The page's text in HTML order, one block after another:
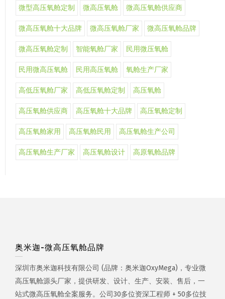
微型高压氧舱定制 微高压氧舱 微高压氧舱供应商
微高压氧舱十大品牌 微高压氧舱厂家 微高压氧舱品牌
微高压氧舱定制 智能氧舱厂家 民用微压氧舱
民用微高压氧舱 民用高压氧舱 氧舱生产厂家
高低压氧舱厂家 高低压氧舱定制 高压氧舱
高压氧舱供应商 高压氧舱十大品牌 高压氧舱定制
高压氧舱家用 高压氧舱民用 高压氧舱生产公司
高压氧舱生产厂家 高压氧舱设计 高原氧舱品牌
奥米迦-微高压氧舱品牌
深圳市奥米迦科技有限公司 (品牌：奥米迦OxyMega)，专业微
高压氧舱源头厂家，提供研发、设计、生产、安装、售后，一
站式微高压氧舱全案服务。公司30多位资深工程师 + 50多位技